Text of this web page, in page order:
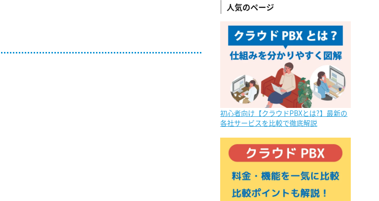
人気のページ
初心者向け【クラウドPBXとは?】最新の
各社サービスを比較で徹底解説